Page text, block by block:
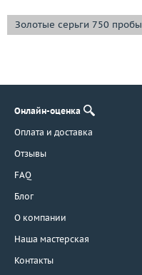
Золотые серьги 750 пробы
Онлайн-оценка
Оплата и доставка
Отзывы
FAQ
Блог
О компании
Наша мастерская
Контакты